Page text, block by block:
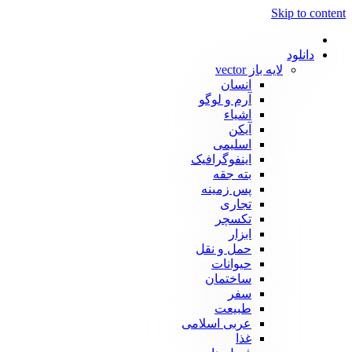
Skip to content
دانلود
لایه باز vector
انسان
آرم و لوگو
اشیاء
آیکن
اسلیمی
اینفوگرافیک
بته جقه
پس زمینه
تجاری
تکسچر
ابزار
حمل و نقل
حیوانات
ساختمان
سفر
طبیعت
عربی اسلامی
غذا